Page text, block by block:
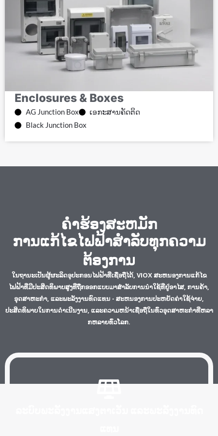
Enclosures & Boxes
AG Junction Box
ເອກະສານຄັດຕິດ
Black Junction Box
ຄໍາຮ້ອງສະຫມັກ
ການແກ້ໄຂໄຟຟ້າສໍາລັບທຸກຄວາມ
ຕ້ອງການ
ໃນຖານະເປັນຜູ້ຜະລິດອຸປະກອນໄຟຟ້າທີ່ເຊື່ອຖືໄດ້, VIOX ສະຫນອງການແກ້ໄຂ
ໄຟຟ້າທີ່ມີປະສິດທິພາບສູງທີ່ຖືກອອກແບບມາສໍາລັບການນໍາໃຊ້ທີ່ຢູ່ອາໄສ, ການຄ້າ,
ອຸດສາຫະກໍາ, ແລະພະລັງງານທົດແທນ - ສະຫນອງການປະຫຍັດຄ່າໃຊ້ຈ່າຍ,
ປະສິດທິພາບໃນການດໍາເນີນງານ, ແລະຄວາມຫນ້າເຊື່ອຖືໃນທົ່ວອຸດສາຫະກໍາທີ່ຫລາ
ກຫລາຍທົ່ວໂລກ.